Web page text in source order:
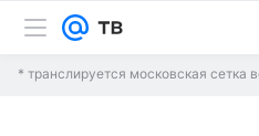
* транслируется московская сетка